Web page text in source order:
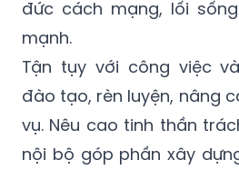
đức cách mạng, lối
mạnh.
Tận tụy với công việc
đào tạo, rèn luyện, nâng
vụ. Nêu cao tinh thần
nội bộ góp phần xây